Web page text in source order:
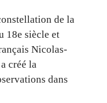
de la
18e siècle et
Nicolas-
créé la
dans